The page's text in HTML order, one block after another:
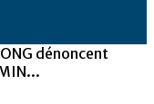
ONG dénoncent